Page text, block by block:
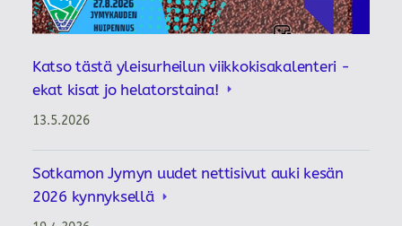
Katso tästä yleisurheilun viikkokisakalenteri -
ekat kisat jo helatorstaina!
13.5.2026
Sotkamon Jymyn uudet nettisivut auki kesän
2026 kynnyksellä